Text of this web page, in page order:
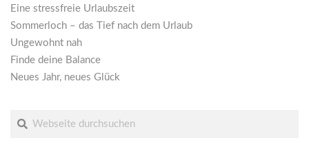
Eine stressfreie Urlaubszeit
Sommerloch – das Tief nach dem Urlaub
Ungewohnt nah
Finde deine Balance
Neues Jahr, neues Glück
Suche